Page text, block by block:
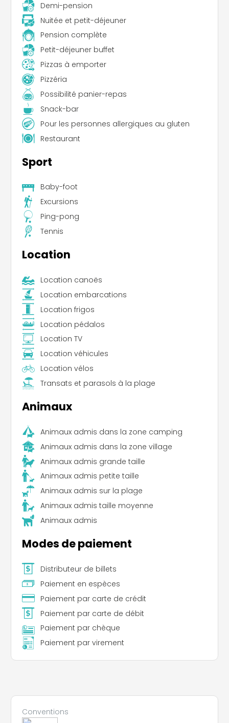
Demi-pension
Nuitée et petit-déjeuner
Pension complète
Petit-déjeuner buffet
Pizzas à emporter
Pizzéria
Possibilité panier-repas
Snack-bar
Pour les personnes allergiques au gluten
Restaurant
Sport
Baby-foot
Excursions
Ping-pong
Tennis
Location
Location canoës
Location embarcations
Location frigos
Location pédalos
Location TV
Location véhicules
Location vélos
Transats et parasols à la plage
Animaux
Animaux admis dans la zone camping
Animaux admis dans la zone village
Animaux admis grande taille
Animaux admis petite taille
Animaux admis sur la plage
Animaux admis taille moyenne
Animaux admis
Modes de paiement
Distributeur de billets
Paiement en espèces
Paiement par carte de crédit
Paiement par carte de débit
Paiement par chèque
Paiement par virement
Conventions